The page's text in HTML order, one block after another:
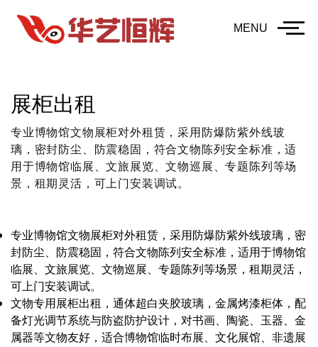
MENU
展柜出租
专业博物馆文物展柜对外租赁，采用防爆防紫外线玻
璃，密封防尘、防震稳固，符合文物陈列安全标准，适
用于博物馆临展、文旅展览、文物巡展、专题陈列等场
景，租期灵活，可上门安装调试。
专业博物馆文物展柜对外租赁，采用防爆防紫外线玻璃，密
封防尘、防震稳固，符合文物陈列安全标准，适用于博物馆
临展、文旅展览、文物巡展、专题陈列等场景，租期灵活，
可上门安装调试。
文物专用展柜出租，通体超白夹胶玻璃，金属烤漆柜体，配
备灯光调节系统与防盗防护设计，对书画、陶瓷、玉器、金
属器等文物友好，适合博物馆临时布展、文化展馆、非遗展